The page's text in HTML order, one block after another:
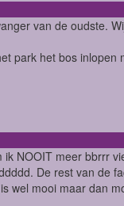
van de oudste.
park het bos inlopen
NOOIT meer bbrrr
De rest van de
wel mooi maar dan